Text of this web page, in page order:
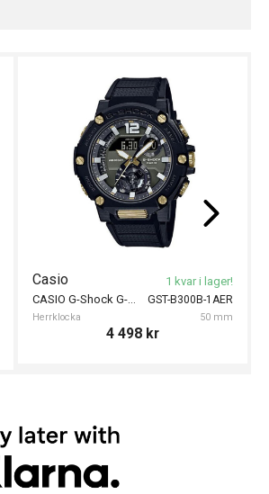
GST-B300B-1AER
Casio
Herrklocka 50 mm
1 kvar i lager!
4 498 kr